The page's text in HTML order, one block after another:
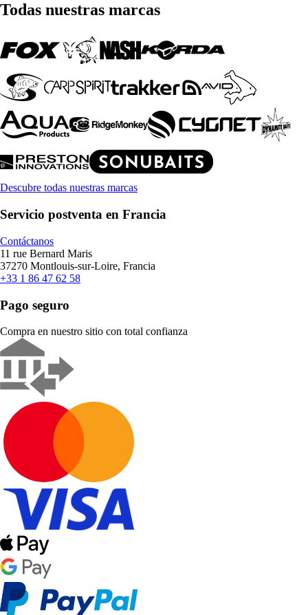
Todas nuestras marcas
Descubre todas nuestras marcas
Servicio postventa en Francia
Contáctanos
11 rue Bernard Maris
37270 Montlouis-sur-Loire, Francia
+33 1 86 47 62 58
Pago seguro
Compra en nuestro sitio con total confianza